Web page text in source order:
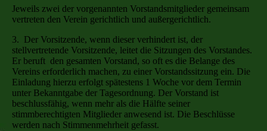
Jeweils zwei der vorgenannten Vorstandsmitglieder gemeinsam
vertreten den Verein gerichtlich und außergerichtlich.
3. Der Vorsitzende, wenn dieser verhindert ist, der
stellvertretende Vorsitzende, leitet die Sitzungen des Vorstandes.
Er beruft den gesamten Vorstand, so oft es die Belange des
Vereins erforderlich machen, zu einer Vorstandssitzung ein. Die
Einladung hierzu erfolgt spätestens 1 Woche vor dem Termin
unter Bekanntgabe der Tagesordnung. Der Vorstand ist
beschlussfähig, wenn mehr als die Hälfte seiner
stimmberechtigten Mitglieder anwesend ist. Die Beschlüsse
werden nach Stimmenmehrheit gefasst.